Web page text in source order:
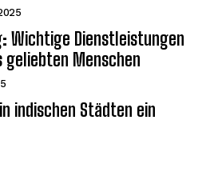
Wichtige Dienstleistungen
geliebten Menschen
indischen Städten ein